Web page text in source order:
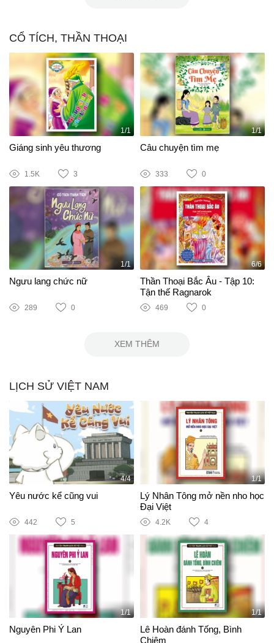
CỔ TÍCH, THẦN THOẠI
1/1
Giáng sinh yêu thương
1.5K 3
1/1
Câu chuyện tìm mẹ
333 0
1/1
Ngưu lang chức nữ
289 0
6/6
Thần Thoại Bắc Âu - Tập 10:
Tận thế Ragnarok
469 0
XEM THÊM
LỊCH SỬ VIỆT NAM
4/4
Yêu nước kể cũng vui
442 5
1/1
Lý Nhân Tông mở nền nho học
Đại Việt
4.2K 4
1/1
Nguyên Phi Ỷ Lan
1/1
Lê Hoàn đánh Tống, Bình
Chiêm